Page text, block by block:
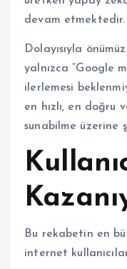
devam etmektedir.
Dolayısıyla
yalnızca “Google
ilerlemesi
en hızlı, en doğru
sunabilme üzerine
Bu rekabetin en
internet